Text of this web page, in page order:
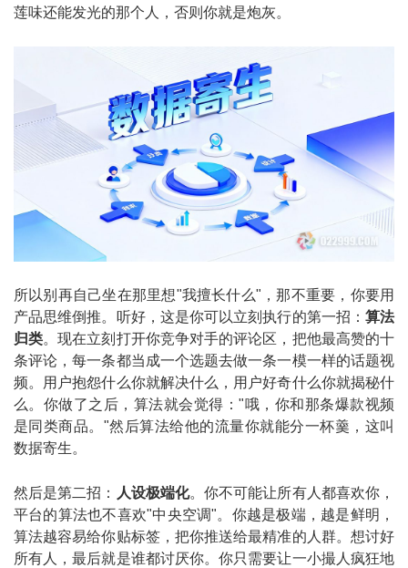
莲味还能发光的那个人，否则你就是炮灰。
所以别再自己坐在那里想"我擅长什么"，那不重要，你要用
产品思维倒推。听好，这是你可以立刻执行的第一招： 算法
归类。现在立刻打开你竞争对手的评论区，把他最高赞的十
条评论，每一条都当成一个选题去做一条一模一样的话题视
频。用户抱怨什么你就解决什么，用户好奇什么你就揭秘什
么。你做了之后，算法就会觉得："哦，你和那条爆款视频
是同类商品。"然后算法给他的流量你就能分一杯羹，这叫
数据寄生。
然后是第二招： 人设极端化。你不可能让所有人都喜欢你，
平台的算法也不喜欢"中央空调"。你越是极端，越是鲜明，
算法越容易给你贴标签，把你推送给最精准的人群。想讨好
所有人，最后就是谁都讨厌你。你只需要让一小撮人疯狂地